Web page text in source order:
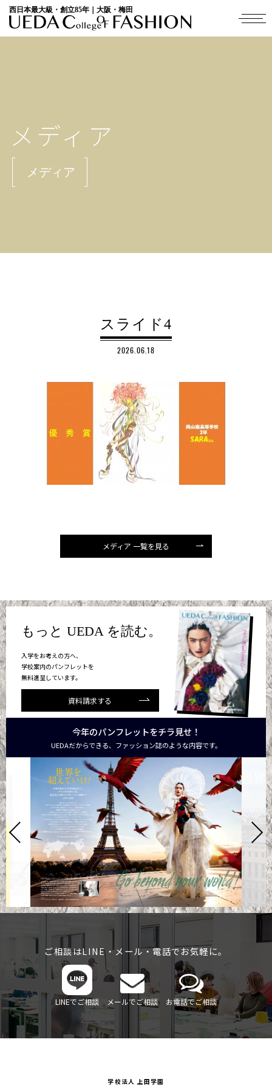
西日本最大級・創立85年｜大阪・梅田
メディア
メディア
スライド4
2026.06.18
メディア 一覧を見る
もっと UEDA を読む。
入学をお考えの方へ、
学校案内のパンフレットを
無料進呈しています。
資料請求する
今年のパンフレットをチラ見せ！
UEDAだからできる、ファッション誌のような内容です。
ご相談はLINE・メール・電話でお気軽に。
LINEでご相談 メールでご相談 お電話でご相談
学校法人 上田学園